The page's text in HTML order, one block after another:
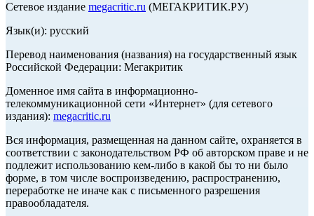
Сетевое издание megacritic.ru (МЕГАКРИТИК.РУ)
Язык(и): русский
Перевод наименования (названия) на государственный язык
Российской Федерации: Мегакритик
Доменное имя сайта в информационно-
телекоммуникационной сети «Интернет» (для сетевого
издания): megacritic.ru
Вся информация, размещенная на данном сайте, охраняется в
соответствии с законодательством РФ об авторском праве и не
подлежит использованию кем-либо в какой бы то ни было
форме, в том числе воспроизведению, распространению,
переработке не иначе как с письменного разрешения
правообладателя.